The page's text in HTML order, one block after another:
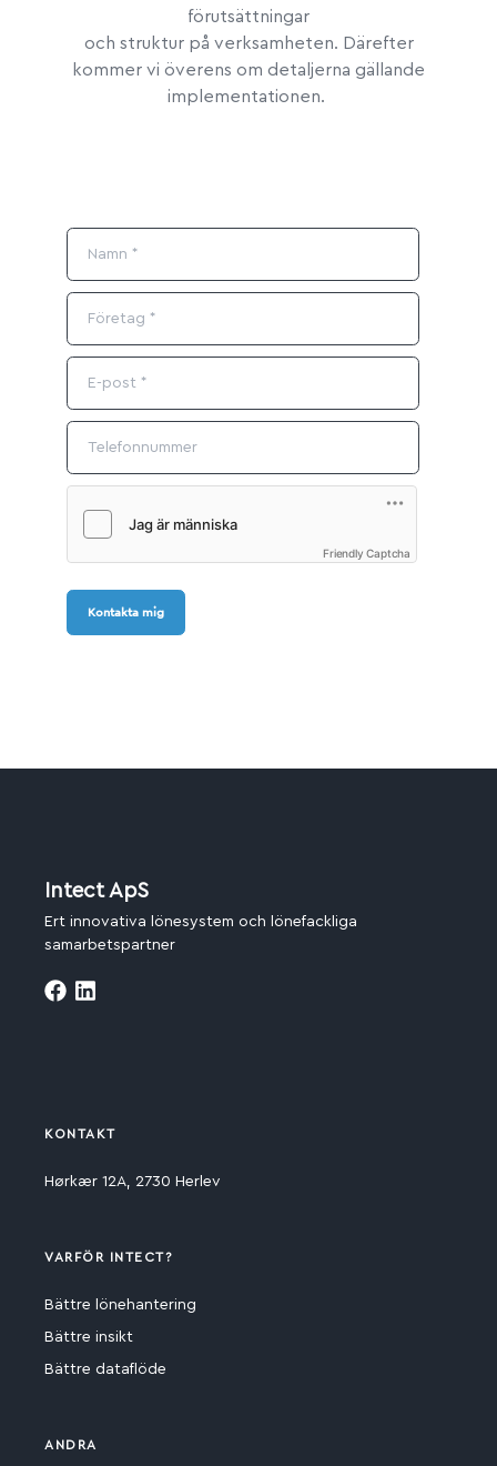
förutsättningar
och struktur på verksamheten. Därefter
kommer vi överens om detaljerna gällande
implementationen.
Friendly Captcha
Kontakta mig
Intect ApS
Ert innovativa lönesystem och lönefackliga
samarbetspartner
KONTAKT
Hørkær 12A, 2730 Herlev
VARFÖR INTECT?
Bättre lönehantering
Bättre insikt
Bättre dataflöde
ANDRA